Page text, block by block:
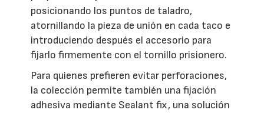
posicionando los puntos de taladro,
atornillando la pieza de unión en cada taco e
introduciendo después el accesorio para
fijarlo firmemente con el tornillo prisionero.
Para quienes prefieren evitar perforaciones,
la colección permite también una fijación
adhesiva mediante Sealant fix, una solución